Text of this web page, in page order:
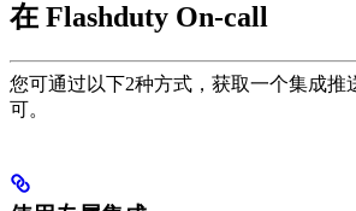
在 Flashduty On-call
您可通过以下2种方式，获取一个集成推
可。